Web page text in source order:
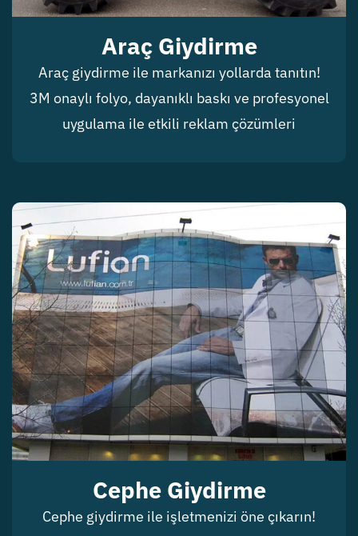
Araç Giydirme
Araç giydirme ile markanızı yollarda tanıtın!
3M onaylı folyo, dayanıklı baskı ve profesyonel
uygulama ile etkili reklam çözümleri
Cephe Giydirme
Cephe giydirme ile işletmenizi öne çıkarın!